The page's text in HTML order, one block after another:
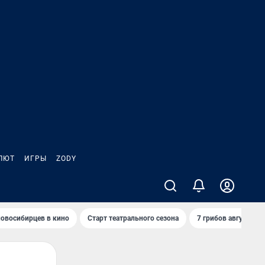
ИГРЫ ZODY
в кино Старт театрального сезона 7 грибов августа